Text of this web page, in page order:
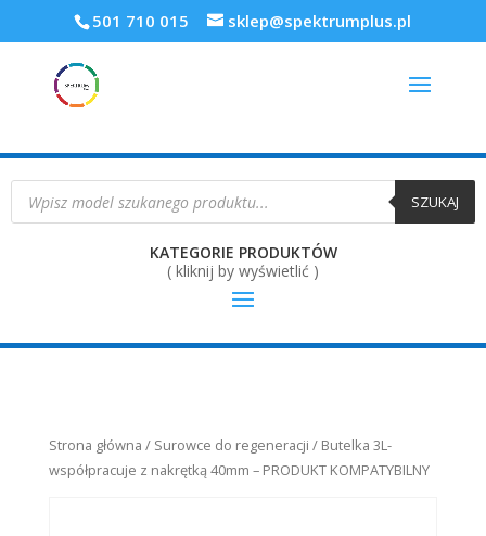
501 710 015 sklep@spektrumplus.pl
Wyszukiwarka
produktów SZUKAJ
KATEGORIE PRODUKTÓW
( kliknij by wyświetlić )
Strona główna / Surowce do regeneracji / Butelka 3L-
współpracuje z nakrętką 40mm – PRODUKT KOMPATYBILNY